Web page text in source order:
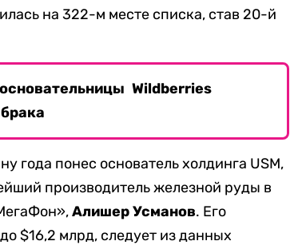
на 322-м месте списка, став 20-й
Wildberries
года понес основатель холдинга USM,
производитель железной руды в
Алишер Усманов. Его
$16,2 млрд, следует из данных